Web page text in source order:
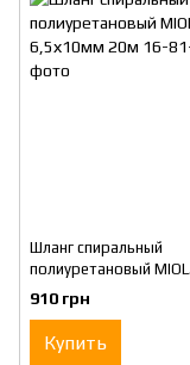
Шланг спиральный
полиуретановый MIOL
6,5х10мм 20м
910 грн
Купить